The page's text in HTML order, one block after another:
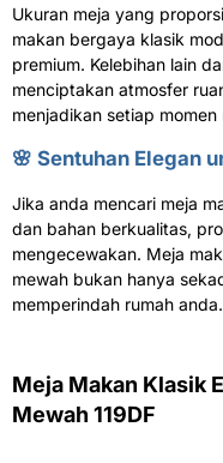
Ukuran meja yang
makan bergaya klasik
premium. Kelebihan lain
menciptakan atmosfer
menjadikan setiap
🌸 Sentuhan Elegan
Jika anda mencari meja
dan bahan berkualitas,
mengecewakan. Meja
mewah bukan hanya
memperindah rumah anda.
Meja Makan Klasik
Mewah 119DF